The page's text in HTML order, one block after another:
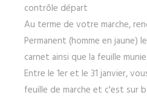
contrôle départ
Au terme de votre marche,
Permanent (homme en jaune)
carnet ainsi que la feuille
Entre le 1er et le 31 janvier,
feuille de marche et c'est sur